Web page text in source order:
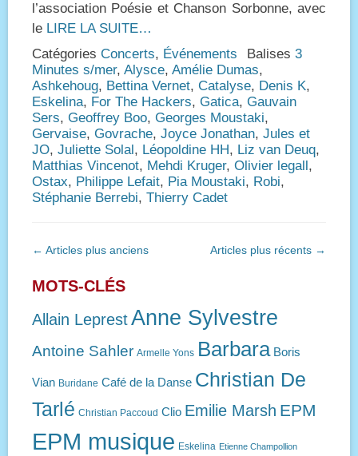
l’association Poésie et Chanson Sorbonne, avec
le LIRE LA SUITE…
Catégories Concerts, Événements Balises 3
Minutes s/mer, Alysce, Amélie Dumas,
Ashkehoug, Bettina Vernet, Catalyse, Denis K,
Eskelina, For The Hackers, Gatica, Gauvain
Sers, Geoffrey Boo, Georges Moustaki,
Gervaise, Govrache, Joyce Jonathan, Jules et
JO, Juliette Solal , Léopoldine HH, Liz van Deuq,
Matthias Vincenot, Mehdi Kruger, Olivier legall ,
Ostax, Philippe Lefait, Pia Moustaki, Robi,
Stéphanie Berrebi, Thierry Cadet
Navigation
articles
← Articles plus anciens Articles plus récents →
MOTS-CLÉS
Allain LeprestAnne Sylvestre
Antoine Sahler Armelle Yons Barbara Boris
Vian Buridane Café de la Danse Christian De
Tarlé Christian Paccoud Clio Emilie Marsh EPM
EPM musique Eskelina Etienne Champollion